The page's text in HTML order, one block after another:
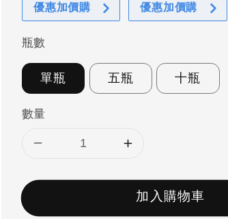
優惠加價購 優惠加價購
瓶數
單瓶 五瓶 十瓶
數量
加入購物車